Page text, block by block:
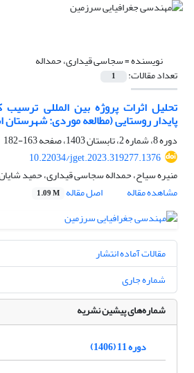
نویسنده =سجاسی قیداری، حمداله
تعداد مقالات: 1
تحلیل اثرات پروژه بین المللی
پایدار روستایی (مطالعه موردی: شهرستان
دوره 8، شماره 2، تابستان 1403، صفحه
163-182
10.22034/jget.2023.319277.1376
منیره سیاح، حمداله سجاسی قیداری، حمید
مشاهده مقاله
اصل مقاله 1.09 M
مقالات آماده انتشار
شماره جاری
شماره‌های پیشین نشریه
دوره 11 (1406)